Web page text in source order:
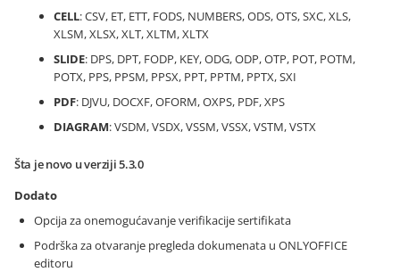
CELL: CSV, ET, ETT, FODS, NUMBERS, ODS, OTS, SXC, XLS,
XLSM, XLSX, XLT, XLTM, XLTX
SLIDE: DPS, DPT, FODP, KEY, ODG, ODP, OTP, POT, POTM,
POTX, PPS, PPSM, PPSX, PPT, PPTM, PPTX, SXI
PDF: DJVU, DOCXF, OFORM, OXPS, PDF, XPS
DIAGRAM: VSDM, VSDX, VSSM, VSSX, VSTM, VSTX
Šta je novo u verziji 5.3.0
Dodato
Opcija za onemogućavanje verifikacije sertifikata
Podrška za otvaranje pregleda dokumenata u ONLYOFFICE
editoru